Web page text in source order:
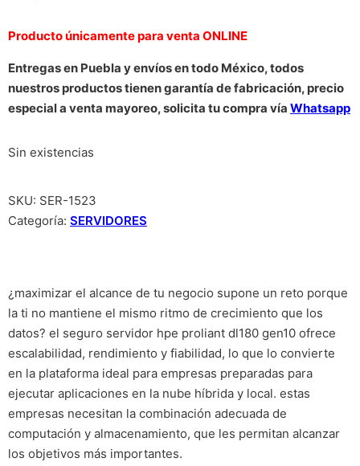
Producto únicamente para venta ONLINE
Entregas en Puebla y envíos en todo México, todos
nuestros productos tienen garantía de fabricación, precio
especial a venta mayoreo, solicita tu compra vía Whatsapp
Sin existencias
SKU: SER-1523
Categoría: SERVIDORES
¿maximizar el alcance de tu negocio supone un reto porque
la ti no mantiene el mismo ritmo de crecimiento que los
datos? el seguro servidor hpe proliant dl180 gen10 ofrece
escalabilidad, rendimiento y fiabilidad, lo que lo convierte
en la plataforma ideal para empresas preparadas para
ejecutar aplicaciones en la nube híbrida y local. estas
empresas necesitan la combinación adecuada de
computación y almacenamiento, que les permitan alcanzar
los objetivos más importantes.